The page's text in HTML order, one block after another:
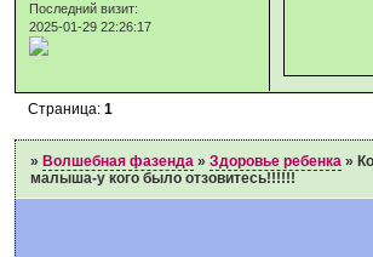
Последний визит:
2025-01-29 22:26:17
Страница:1
»Волшебная фазенда »Здоровье ребенка »
малыша-у кого было отзовитесь!!!!!!